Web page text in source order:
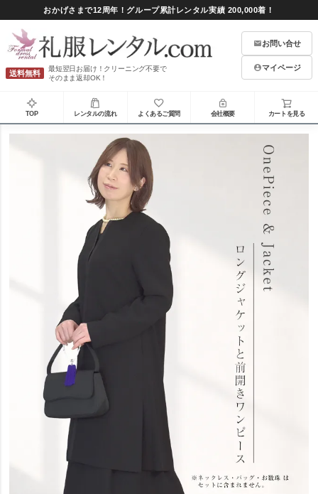
おかげさまで12周年！グループ累計レンタル実績 200,000着！
送料無料
最短翌日お届け！クリーニング不要で
そのまま返却OK！
お問い合せ
マイページ
TOP レンタルの流れ よくあるご質問 会社概要 カートを見る